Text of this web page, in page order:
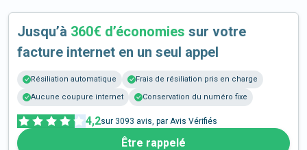
Jusqu’à 360€ d’économies sur votre
facture internet en un seul appel
Résiliation automatique
Frais de résiliation pris en charge
Aucune coupure internet
Conservation du numéro fixe
4,2sur 3093 avis, par Avis Vérifiés
Être rappelé